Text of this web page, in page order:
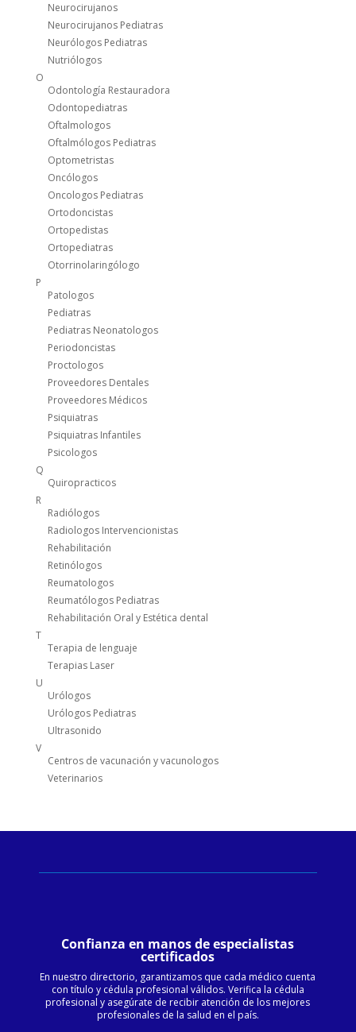
Neurocirujanos
Neurocirujanos Pediatras
Neurólogos Pediatras
Nutriólogos
O
Odontología Restauradora
Odontopediatras
Oftalmologos
Oftalmólogos Pediatras
Optometristas
Oncólogos
Oncologos Pediatras
Ortodoncistas
Ortopedistas
Ortopediatras
Otorrinolaringólogo
P
Patologos
Pediatras
Pediatras Neonatologos
Periodoncistas
Proctologos
Proveedores Dentales
Proveedores Médicos
Psiquiatras
Psiquiatras Infantiles
Psicologos
Q
Quiropracticos
R
Radiólogos
Radiologos Intervencionistas
Rehabilitación
Retinólogos
Reumatologos
Reumatólogos Pediatras
Rehabilitación Oral y Estética dental
T
Terapia de lenguaje
Terapias Laser
U
Urólogos
Urólogos Pediatras
Ultrasonido
V
Centros de vacunación y vacunologos
Veterinarios
Confianza en manos de especialistas
certificados
En nuestro directorio, garantizamos que cada médico cuenta
con título y cédula profesional válidos. Verifica la cédula
profesional y asegúrate de recibir atención de los mejores
profesionales de la salud en el país.